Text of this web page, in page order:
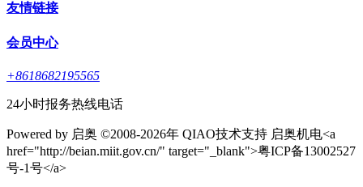
友情链接
会员中心
+8618682195565
24小时报务热线电话
Powered by 启奥 ©2008-2026年 QIAO技术支持 启奥机电<a
href="http://beian.miit.gov.cn/" target="_blank">粤ICP备13002527
号-1号</a>